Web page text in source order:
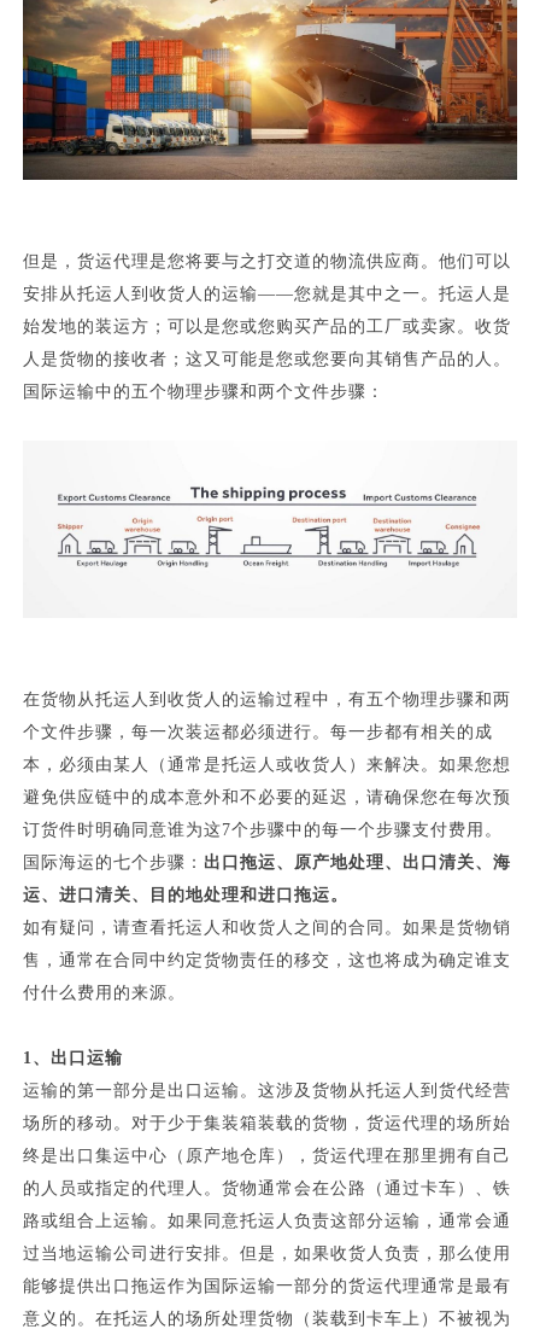
但是，货运代理是您将要与之打交道的物流供应商。他们可以
安排从托运人到收货人的运输——您就是其中之一。托运人是
始发地的装运方；可以是您或您购买产品的工厂或卖家。收货
人是货物的接收者；这又可能是您或您要向其销售产品的人。
国际运输中的五个物理步骤和两个文件步骤：
在货物从托运人到收货人的运输过程中，有五个物理步骤和两
个文件步骤，每一次装运都必须进行。每一步都有相关的成
本，必须由某人（通常是托运人或收货人）来解决。如果您想
避免供应链中的成本意外和不必要的延迟，请确保您在每次预
订货件时明确同意谁为这7个步骤中的每一个步骤支付费用。
国际海运的七个步骤： 出口拖运、原产地处理、出口清关、海
运、进口清关、目的地处理和进口拖运。
如有疑问，请查看托运人和收货人之间的合同。如果是货物销
售，通常在合同中约定货物责任的移交，这也将成为确定谁支
付什么费用的来源。
1、 出口运输
运输的第一部分是出口运输。这涉及货物从托运人到货代经营
场所的移动。对于少于集装箱装载的货物，货运代理的场所始
终是出口集运中心（原产地仓库），货运代理在那里拥有自己
的人员或指定的代理人。货物通常会在公路（通过卡车）、铁
路或组合上运输。如果同意托运人负责这部分运输，通常会通
过当地运输公司进行安排。但是，如果收货人负责，那么使用
能够提供出口拖运作为国际运输一部分的货运代理通常是最有
意义的。在托运人的场所处理货物（装载到卡车上）不被视为